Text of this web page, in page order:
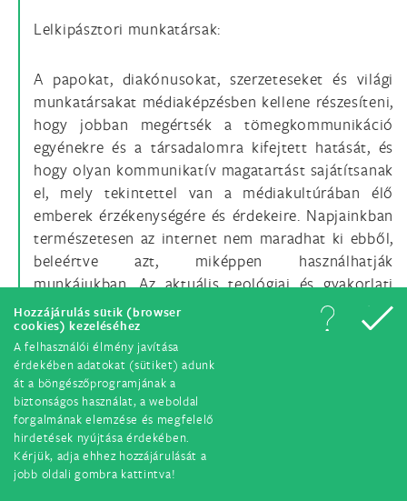
Hozzájárulás sütik (browser
cookies) kezeléséhez
A felhasználói élmény javítása
érdekében adatokat (sütiket) adunk
át a böngészőprogramjának a
biztonságos használat, a weboldal
forgalmának elemzése és megfelelő
hirdetések nyújtása érdekében.
Kérjük, adja ehhez hozzájárulását a
jobb oldali gombra kattintva!
Lelkipásztori munkatársak:
A papokat, diakónusokat, szerzeteseket és világi
munkatársakat médiaképzésben kellene részesíteni,
hogy jobban megértsék a tömegkommunikáció
egyénekre és a társadalomra kifejtett hatását, és
hogy olyan kommunikatív magatartást sajátítsanak
el, mely tekintettel van a médiakultúrában élő
emberek érzékenységére és érdekeire. Napjainkban
természetesen az internet nem maradhat ki ebből,
beleértve azt, miképpen használhatják
munkájukban. Az aktuális teológiai és gyakorlati
lelkipásztori tartalmakat közvetítő weboldalak is
jelentős szerepet tölthetnek be.
Természetes, hogy az Egyház közvetlenül a
médiával foglalkozó munkatársainak szakmai
képzésben kell részesülniük, de a kapcsolatos
tanításbeli és lelkiségi képzésről se feledkezzünk el.
„Ahhoz, hogy tanúságot tegyünk Krisztusról,